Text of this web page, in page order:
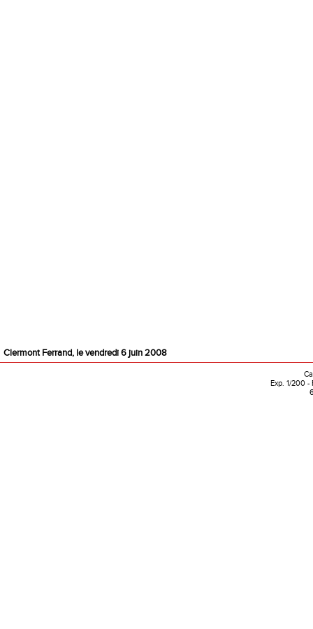
Clermont Ferrand, le vendredi 6 juin 2008
Exp. 1/200 -